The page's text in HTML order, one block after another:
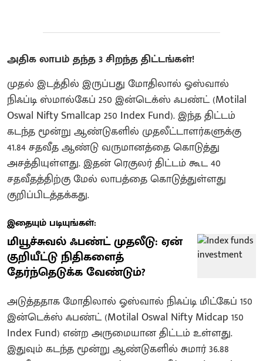
அதிக லாபம் தந்த 3 சிறந்த திட்டங்கள்!
முதல் இடத்தில் இருப்பது மோதிலால் ஓஸ்வால்
நிஃப்டி ஸ்மால்கேப் 250 இன்டெக்ஸ் ஃபண்ட் (Motilal
Oswal Nifty Smallcap 250 Index Fund). இந்த திட்டம்
கடந்த மூன்று ஆண்டுகளில் முதலீட்டாளர்களுக்கு
41.84 சதவீத ஆண்டு வருமானத்தை கொடுத்து
அசத்தியுள்ளது. இதன் ரெகுலர் திட்டம் கூட 40
சதவீதத்திற்கு மேல் லாபத்தை கொடுத்துள்ளது
குறிப்பிடத்தக்கது.
இதையும் படியுங்கள்:
மியூச்சுவல் ஃபண்ட் முதலீடு: ஏன்
குறியீட்டு நிதிகளைத்
தேர்ந்தெடுக்க வேண்டும்?
அடுத்ததாக மோதிலால் ஓஸ்வால் நிஃப்டி மிட்கேப் 150
இன்டெக்ஸ் ஃபண்ட் (Motilal Oswal Nifty Midcap 150
Index Fund) என்ற அருமையான திட்டம் உள்ளது.
இதுவும் கடந்த மூன்று ஆண்டுகளில் சுமார் 36.88